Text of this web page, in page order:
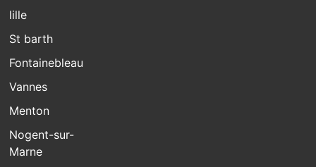
lille
St barth
Fontainebleau
Vannes
Menton
Nogent-sur-
Marne